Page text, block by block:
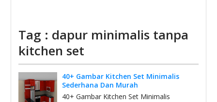
Tag : dapur minimalis tanpa
kitchen set
40+ Gambar Kitchen Set Minimalis
Sederhana Dan Murah
40+ Gambar Kitchen Set Minimalis